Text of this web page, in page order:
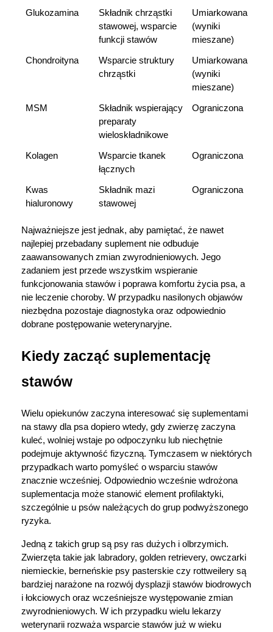
Glukozamina
Składnik chrząstki
stawowej, wsparcie
funkcji stawów
Umiarkowana
(wyniki
mieszane)
Chondroityna
Wsparcie struktury
chrząstki
Umiarkowana
(wyniki
mieszane)
MSM
Składnik wspierający
preparaty
wieloskładnikowe
Ograniczona
Kolagen
Wsparcie tkanek
łącznych
Ograniczona
Kwas
hialuronowy
Składnik mazi
stawowej
Ograniczona
Najważniejsze jest jednak, aby pamiętać, że nawet
najlepiej przebadany suplement nie odbuduje
zaawansowanych zmian zwyrodnieniowych. Jego
zadaniem jest przede wszystkim wspieranie
funkcjonowania stawów i poprawa komfortu życia psa, a
nie leczenie choroby. W przypadku nasilonych objawów
niezbędna pozostaje diagnostyka oraz odpowiednio
dobrane postępowanie weterynaryjne.
Kiedy zacząć suplementację
stawów
Wielu opiekunów zaczyna interesować się suplementami
na stawy dla psa dopiero wtedy, gdy zwierzę zaczyna
kuleć, wolniej wstaje po odpoczynku lub niechętnie
podejmuje aktywność fizyczną. Tymczasem w niektórych
przypadkach warto pomyśleć o wsparciu stawów
znacznie wcześniej. Odpowiednio wcześnie wdrożona
suplementacja może stanowić element profilaktyki,
szczególnie u psów należących do grup podwyższonego
ryzyka.
Jedną z takich grup są psy ras dużych i olbrzymich.
Zwierzęta takie jak labradory, golden retrievery, owczarki
niemieckie, berneńskie psy pasterskie czy rottweilery są
bardziej narażone na rozwój dysplazji stawów biodrowych
i łokciowych oraz wcześniejsze występowanie zmian
zwyrodnieniowych. W ich przypadku wielu lekarzy
weterynarii rozważa wsparcie stawów już w wieku